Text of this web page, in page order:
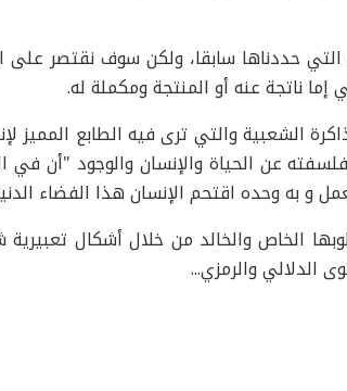
حددناها سابقا، ولكن سوف نقتصر على
إما ناتجة عنه أو المنتجة ومكملة له.
الشعبية والتي ترى فيه الطابع المميز
عن الحياة والإنسان والوجود "أن في
و به وحده اقتحم الإنسان هذا الفضاء
الخاص والخالد من خلال أشكال تعبيرية
الدلالي والرمزي...